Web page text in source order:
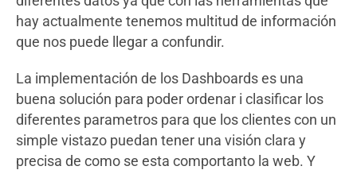
hay actualmente tenemos multitud de información
que nos puede llegar a confundir.
La implementación de los Dashboards es una
buena solución para poder ordenar i clasificar los
diferentes parametros para que los clientes con un
simple vistazo puedan tener una visión clara y
precisa de como se esta comportanto la web. Y